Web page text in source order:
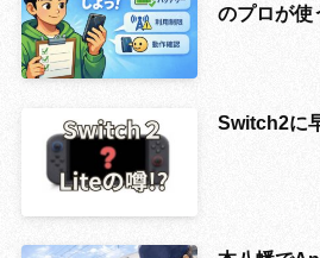
のプロが使
Switch2に